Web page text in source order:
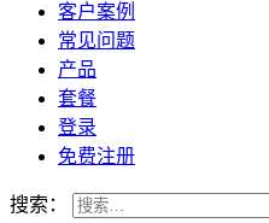
客户案例
常见问题
产品
套餐
登录
免费注册
搜索：